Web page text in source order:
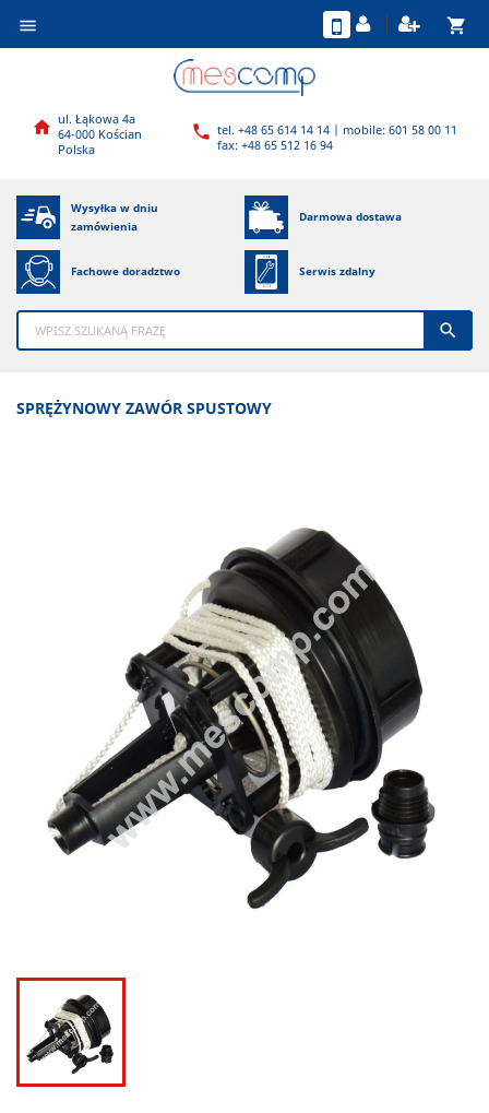
 shopping_cart
 ul. Łąkowa 4a
64-000 Kościan
Polska
 tel. +48 65 614 14 14 | mobile: 601 58 00 11
fax: +48 65 512 16 94
Wysyłka w dniu
zamówienia
Darmowa dostawa
Fachowe doradztwo Serwis zdalny

SPRĘŻYNOWY ZAWÓR SPUSTOWY